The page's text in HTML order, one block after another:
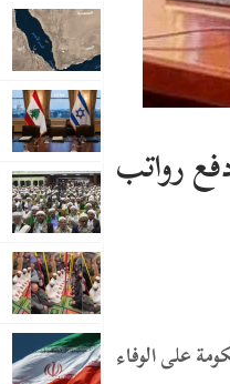
رواتب
على الوفاء